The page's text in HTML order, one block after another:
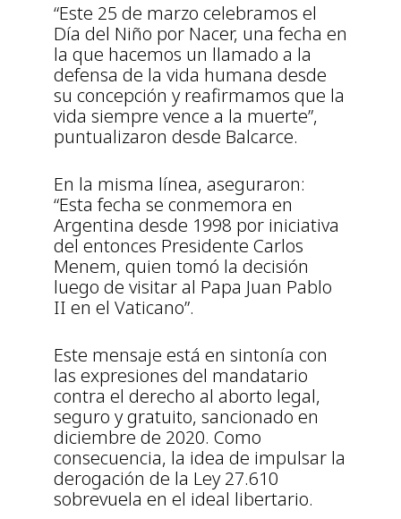
“Este 25 de marzo celebramos el
Día del Niño por Nacer, una fecha en
la que hacemos un llamado a la
defensa de la vida humana desde
su concepción y reafirmamos que la
vida siempre vence a la muerte”,
puntualizaron desde Balcarce.
En la misma línea, aseguraron:
“Esta fecha se conmemora en
Argentina desde 1998 por iniciativa
del entonces Presidente Carlos
Menem, quien tomó la decisión
luego de visitar al Papa Juan Pablo
II en el Vaticano”.
Este mensaje está en sintonía con
las expresiones del mandatario
contra el derecho al aborto legal,
seguro y gratuito, sancionado en
diciembre de 2020. Como
consecuencia, la idea de impulsar la
derogación de la Ley 27.610
sobrevuela en el ideal libertario.